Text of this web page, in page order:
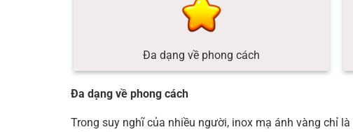
Đa dạng về phong cách
Đa dạng về phong cách
Trong suy nghĩ của nhiều người, inox mạ ánh vàng chỉ